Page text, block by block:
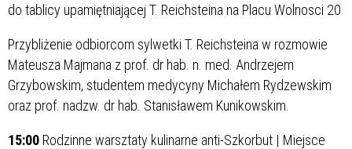
do tablicy upamiętniającej T. Reichsteina na Placu Wolnosci 20
Przybliżenie odbiorcom sylwetki T. Reichsteina w rozmowie
Mateusza Majmana z prof. dr hab. n. med. Andrzejem
Grzybowskim, studentem medycyny Michałem Rydzewskim
oraz prof. nadzw. dr hab. Stanisławem Kunikowskim.
15:00 Rodzinne warsztaty kulinarne anti-Szkorbut | Miejsce